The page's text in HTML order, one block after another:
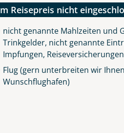
Reisepreis nicht
nicht genannte Mahlzeiten und
Trinkgelder, nicht genannte
Impfungen,
Flug (gern unterbreiten wir
Wunschflughafen)